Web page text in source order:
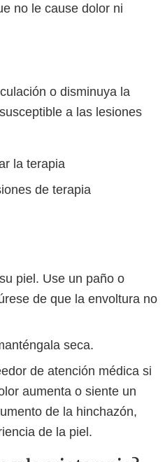
no le cause dolor ni
o disminuya la
a las lesiones
la terapia
de terapia
piel. Use un paño o
de que la envoltura no
seca.
de atención médica si
aumenta o siente un
de la hinchazón,
de la piel.